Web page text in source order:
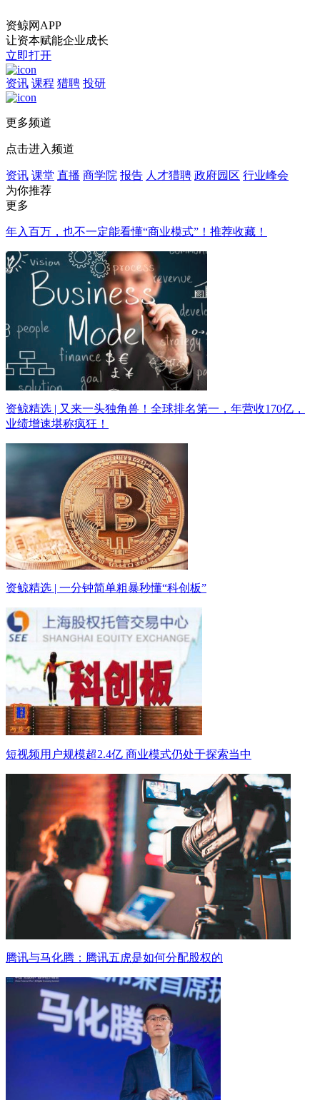
资鲸网APP
让资本赋能企业成长
立即打开
资讯 课程 猎聘 投研
更多频道
点击进入频道
资讯 课堂 直播 商学院 报告 人才猎聘 政府园区 行业峰会
为你推荐
更多
年入百万，也不一定能看懂“商业模式”！推荐收藏！
资鲸精选 | 又来一头独角兽！全球排名第一，年营收170亿，
业绩增速堪称疯狂！
资鲸精选 | 一分钟简单粗暴秒懂“科创板”
短视频用户规模超2.4亿 商业模式仍处于探索当中
腾讯与马化腾：腾讯五虎是如何分配股权的